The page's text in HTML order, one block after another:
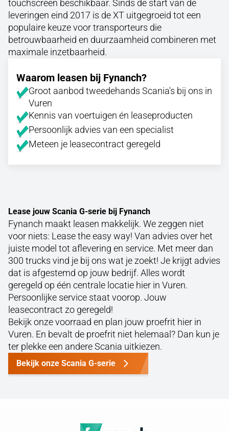
touchscreen beschikbaar. Sinds de start van de
leveringen eind 2017 is de XT uitgegroeid tot een
populaire keuze voor transporteurs die
betrouwbaarheid en duurzaamheid combineren met
maximale inzetbaarheid.
Waarom leasen bij Fynanch?
Groot aanbod tweedehands Scania's bij ons in
Vuren
Kennis van voertuigen én leaseproducten
Persoonlijk advies van een specialist
Meteen je leasecontract geregeld
Lease jouw Scania G-serie bij Fynanch
Fynanch maakt leasen makkelijk. We zeggen niet
voor niets: Lease the easy way! Van advies over het
juiste model tot aflevering en service. Met meer dan
300 trucks vind je bij ons wat je zoekt! Je krijgt advies
dat is afgestemd op jouw bedrijf. Alles wordt
geregeld op één centrale locatie hier in Vuren.
Persoonlijke service staat voorop. Jouw
leasecontract zo geregeld!
Bekijk onze voorraad en plan jouw proefrit hier in
Vuren. En bevalt de proefrit niet helemaal? Dan kun je
ter plekke een andere Scania uitkiezen.
Bekijk onze Scania G-serie